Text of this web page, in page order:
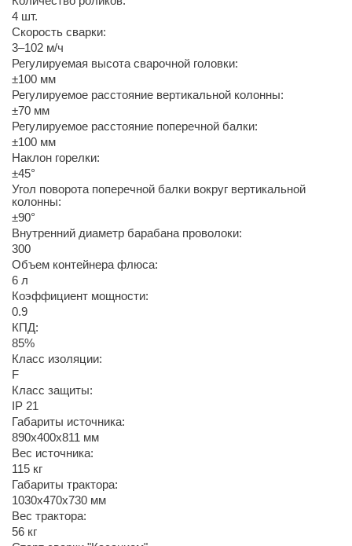
4 шт.
Скорость сварки:
3–102 м/ч
Регулируемая высота сварочной головки:
±100 мм
Регулируемое расстояние вертикальной колонны:
±70 мм
Регулируемое расстояние поперечной балки:
±100 мм
Наклон горелки:
±45°
Угол поворота поперечной балки вокруг вертикальной
колонны:
±90°
Внутренний диаметр барабана проволоки:
300
Объем контейнера флюса:
6 л
Коэффициент мощности:
0.9
КПД:
85%
Класс изоляции:
F
Класс защиты:
IP 21
Габариты источника:
890х400х811 мм
Вес источника:
115 кг
Габариты трактора:
1030х470х730 мм
Вес трактора:
56 кг